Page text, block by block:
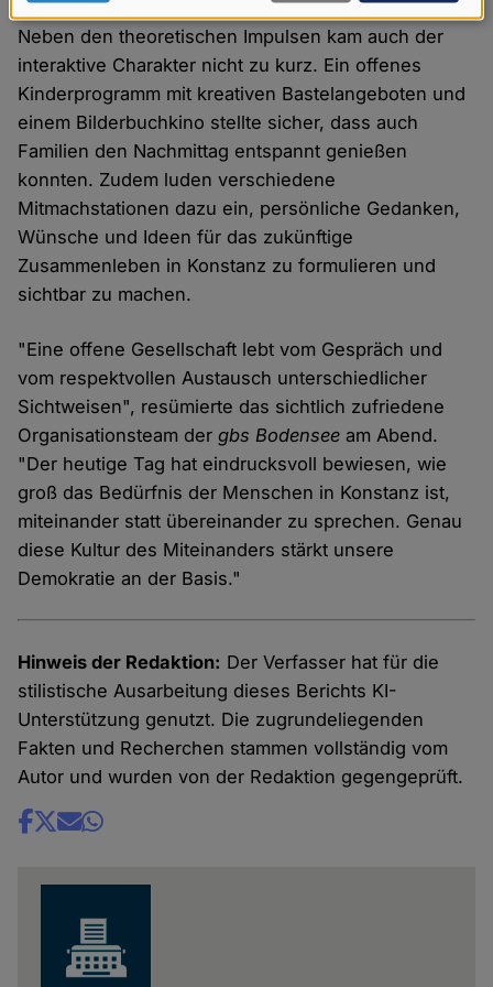
Neben den theoretischen Impulsen kam auch der
interaktive Charakter nicht zu kurz. Ein offenes
Kinderprogramm mit kreativen Bastelangeboten und
einem Bilderbuchkino stellte sicher, dass auch
Familien den Nachmittag entspannt genießen
konnten. Zudem luden verschiedene
Mitmachstationen dazu ein, persönliche Gedanken,
Wünsche und Ideen für das zukünftige
Zusammenleben in Konstanz zu formulieren und
sichtbar zu machen.
"Eine offene Gesellschaft lebt vom Gespräch und
vom respektvollen Austausch unterschiedlicher
Sichtweisen", resümierte das sichtlich zufriedene
Organisationsteam dergbs Bodensee am Abend.
"Der heutige Tag hat eindrucksvoll bewiesen, wie
groß das Bedürfnis der Menschen in Konstanz ist,
miteinander statt übereinander zu sprechen. Genau
diese Kultur des Miteinanders stärkt unsere
Demokratie an der Basis."
Hinweis der Redaktion: Der Verfasser hat für die
stilistische Ausarbeitung dieses Berichts KI-
Unterstützung genutzt. Die zugrundeliegenden
Fakten und Recherchen stammen vollständig vom
Autor und wurden von der Redaktion gegengeprüft.
Share
Daten
und
Cookies